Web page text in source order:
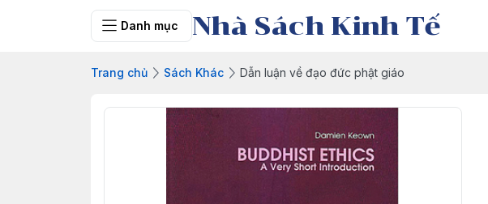
Danh mục Nhà Sách Kinh Tế
Trang chủ Sách Khác Dẫn luận về đạo đức phật giáo